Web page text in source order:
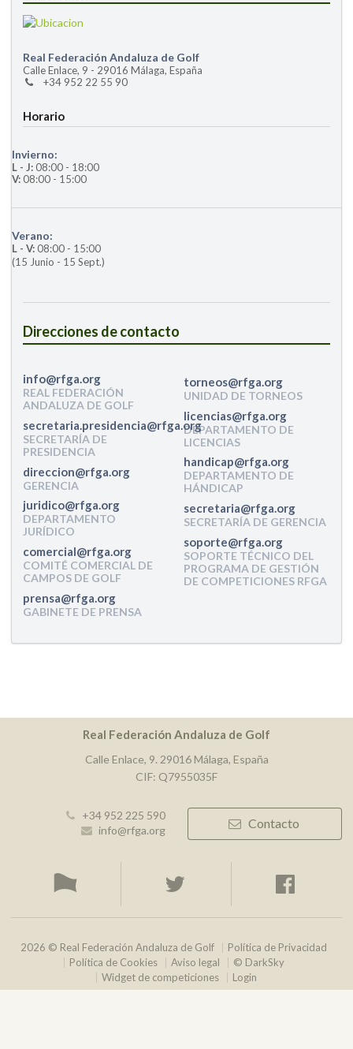
Real Federación Andaluza de Golf
Calle Enlace, 9 - 29016 Málaga, España
+34 952 22 55 90
Horario
Invierno:
L - J:08:00 - 18:00
V:08:00 - 15:00
Verano:
L - V:08:00 - 15:00
(15 Junio - 15 Sept.)
Direcciones de contacto
REAL FEDERACIÓN
ANDALUZA DE GOLF
SECRETARÍA DE
PRESIDENCIA
GERENCIA
DEPARTAMENTO
JURÍDICO
COMITÉ COMERCIAL DE
CAMPOS DE GOLF
GABINETE DE PRENSA
UNIDAD DE TORNEOS
DEPARTAMENTO DE
LICENCIAS
DEPARTAMENTO DE
HÁNDICAP
SECRETARÍA DE GERENCIA
SOPORTE TÉCNICO DEL
PROGRAMA DE GESTIÓN
DE COMPETICIONES RFGA
Real Federación Andaluza de Golf
Calle Enlace, 9. 29016 Málaga, España
CIF: Q7955035F
+34 952 225 590
info@rfga.org
Contacto
2026 © Real Federación Andaluza de Golf
Política de Privacidad
Política de Cookies
Aviso legal
© DarkSky
Widget de competiciones
Login